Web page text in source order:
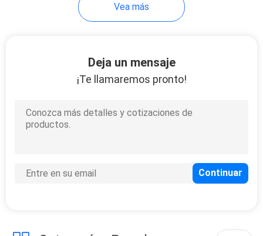
Escobilla del animal
domésticos que
Vea más
Deja un mensaje
¡Te llamaremos pronto!